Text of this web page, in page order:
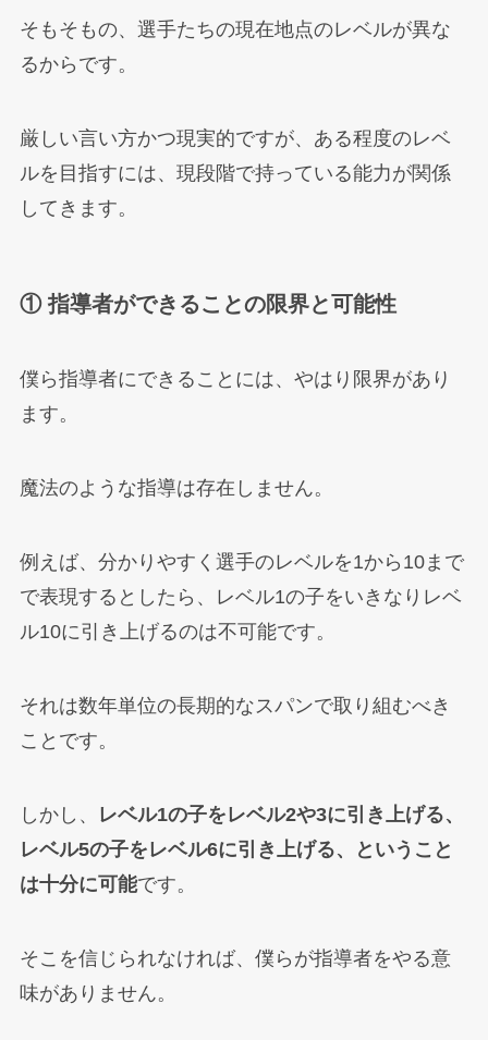
そもそもの、選手たちの現在地点のレベルが異な
るからです。
厳しい言い方かつ現実的ですが、ある程度のレベ
ルを目指すには、現段階で持っている能力が関係
してきます。
① 指導者ができることの限界と可能性
僕ら指導者にできることには、やはり限界があり
ます。
魔法のような指導は存在しません。
例えば、分かりやすく選手のレベルを1から10まで
で表現するとしたら、レベル1の子をいきなりレベ
ル10に引き上げるのは不可能です。
それは数年単位の長期的なスパンで取り組むべき
ことです。
しかし、
レベル1の子をレベル2や3に引き上げる、
レベル5の子をレベル6に引き上げる、ということ
は十分に可能です。
そこを信じられなければ、僕らが指導者をやる意
味がありません。